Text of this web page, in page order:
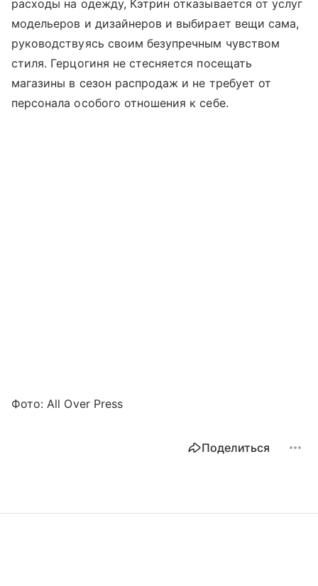
расходы на одежду, Кэтрин отказывается от услуг
модельеров и дизайнеров и выбирает вещи сама,
руководствуясь своим безупречным чувством
стиля. Герцогиня не стесняется посещать
магазины в сезон распродаж и не требует от
персонала особого отношения к себе.
Фото: All Over Press
Поделиться